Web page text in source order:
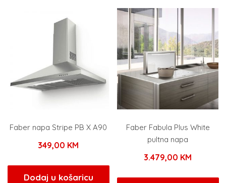
Faber napa Stripe PB X A90
349,00 KM
Dodaj u košaricu
Faber Fabula Plus White
pultna napa
3.479,00 KM